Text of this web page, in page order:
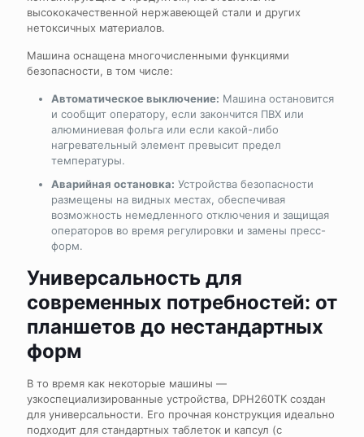
высококачественной нержавеющей стали и других
нетоксичных материалов.
Машина оснащена многочисленными функциями
безопасности, в том числе:
Автоматическое выключение: Машина остановится
и сообщит оператору, если закончится ПВХ или
алюминиевая фольга или если какой-либо
нагревательный элемент превысит предел
температуры.
Аварийная остановка: Устройства безопасности
размещены на видных местах, обеспечивая
возможность немедленного отключения и защищая
операторов во время регулировки и замены пресс-
форм.
Универсальность для
современных потребностей: от
планшетов до нестандартных
форм
В то время как некоторые машины —
узкоспециализированные устройства, DPH260TK создан
для универсальности. Его прочная конструкция идеально
подходит для стандартных таблеток и капсул (с